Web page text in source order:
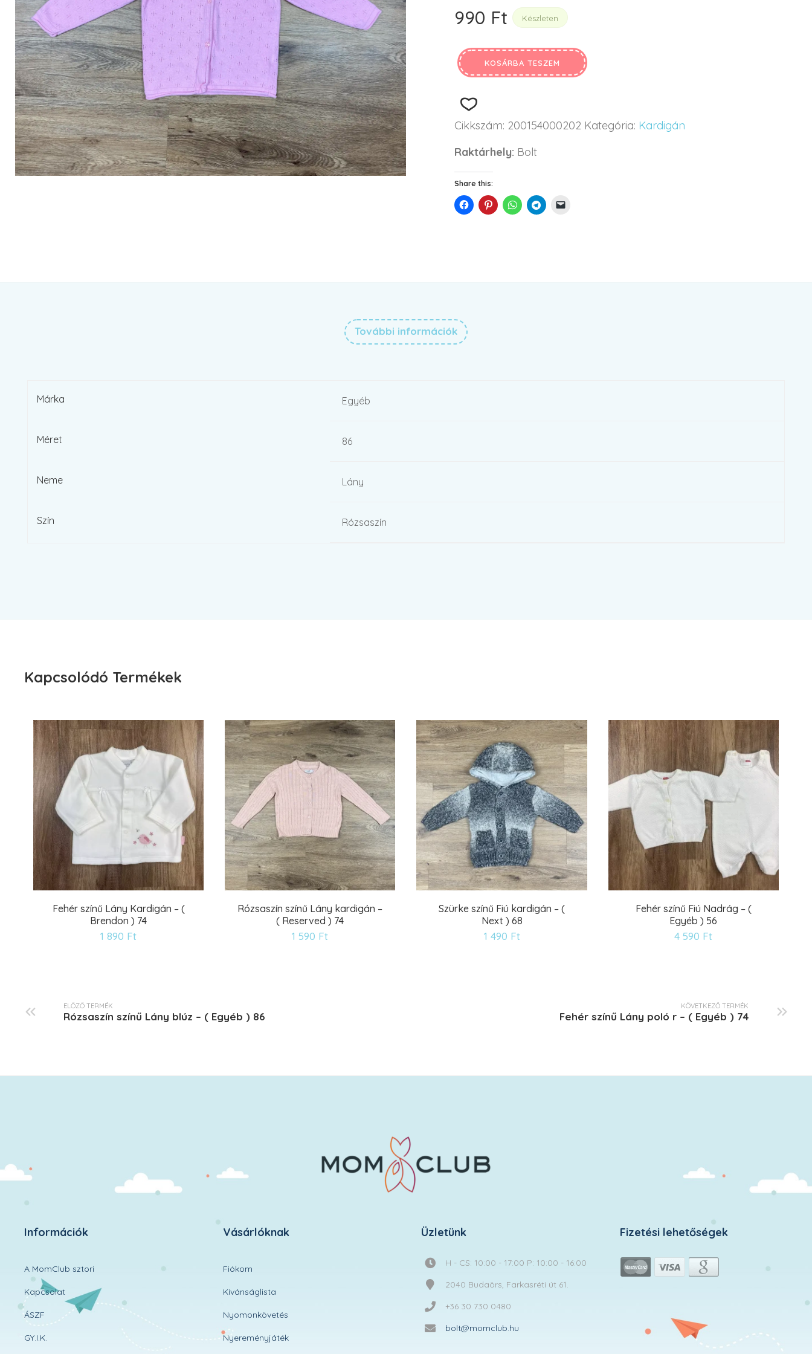
990 Ft Készleten
KOSÁRBA TESZEM
Cikkszám: 200154000202 Kategória: Kardigán
Raktárhely: Bolt
Share this:
További információk
Márka Egyéb
Méret 86
Neme Lány
Szín Rózsaszín
Kapcsolódó Termékek
Fehér színű Lány Kardigán – (
Brendon ) 74
1 890 Ft
Rózsaszín színű Lány kardigán –
( Reserved ) 74
1 590 Ft
Szürke színű Fiú kardigán – (
Next ) 68
1 490 Ft
Fehér színű Fiú Nadrág – (
Egyéb ) 56
4 590 Ft
ELŐZŐ TERMÉK
Rózsaszín színű Lány blúz – ( Egyéb ) 86
KÖVETKEZŐ TERMÉK
Fehér színű Lány poló r – ( Egyéb ) 74
Információk
A MomClub sztori
Kapcsolat
ÁSZF
GY.I.K.
Vásárlóknak
Fiókom
Kívánságlista
Nyomonkövetés
Nyereményjáték
Üzletünk
H - CS: 10:00 - 17:00 P: 10:00 - 16:00
2040 Budaörs, Farkasréti út 61.
+36 30 730 0480
bolt@momclub.hu
Fizetési lehetőségek